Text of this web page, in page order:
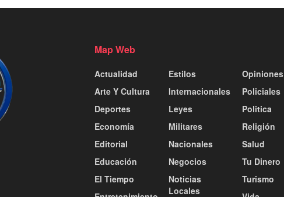
Map Web
Actualidad
Arte Y Cultura
Deportes
Economía
Editorial
Educación
El Tiempo
Estilos
Internacionales
Leyes
Militares
Nacionales
Negocios
Noticias
Locales
Opiniones
Policiales
Politica
Religión
Salud
Tu Dinero
Turismo